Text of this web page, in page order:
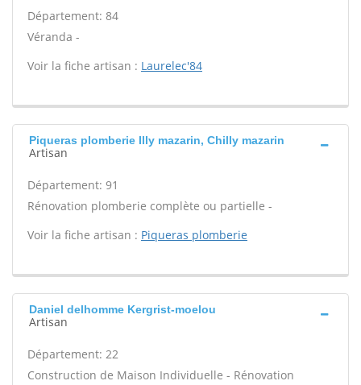
Département: 84
Véranda -
Voir la fiche artisan : Laurelec'84
Piqueras plomberie Illy mazarin, Chilly mazarin
Artisan
Département: 91
Rénovation plomberie complète ou partielle -
Voir la fiche artisan : Piqueras plomberie
Daniel delhomme Kergrist-moelou
Artisan
Département: 22
Construction de Maison Individuelle - Rénovation